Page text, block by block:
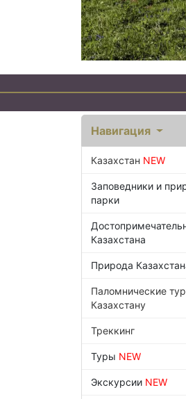
Навигация
Казахстан NEW
Заповедники и
парки
Казахстана
Природа
Паломнические
Казахстану
Треккинг
Туры NEW
Экскурсии NEW